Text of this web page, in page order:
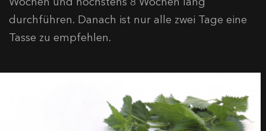
durchführen. Danach ist nur alle zwei Tage eine
Tasse zu empfehlen.